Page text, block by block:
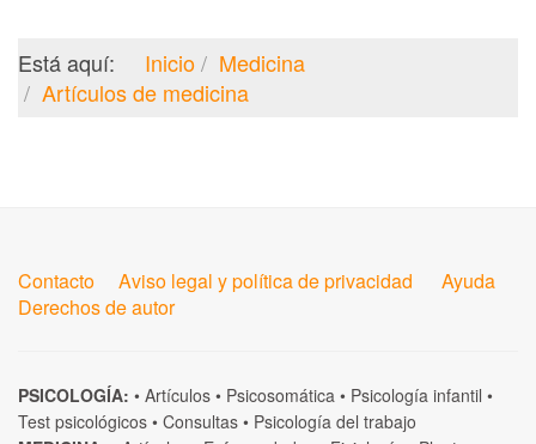
Está aquí: Inicio
Medicina
Artículos de medicina
Contacto Aviso legal y política de privacidad
Ayuda
Derechos de autor
PSICOLOGÍA: • Artículos • Psicosomática • Psicología infantil •
Test psicológicos • Consultas • Psicología del trabajo